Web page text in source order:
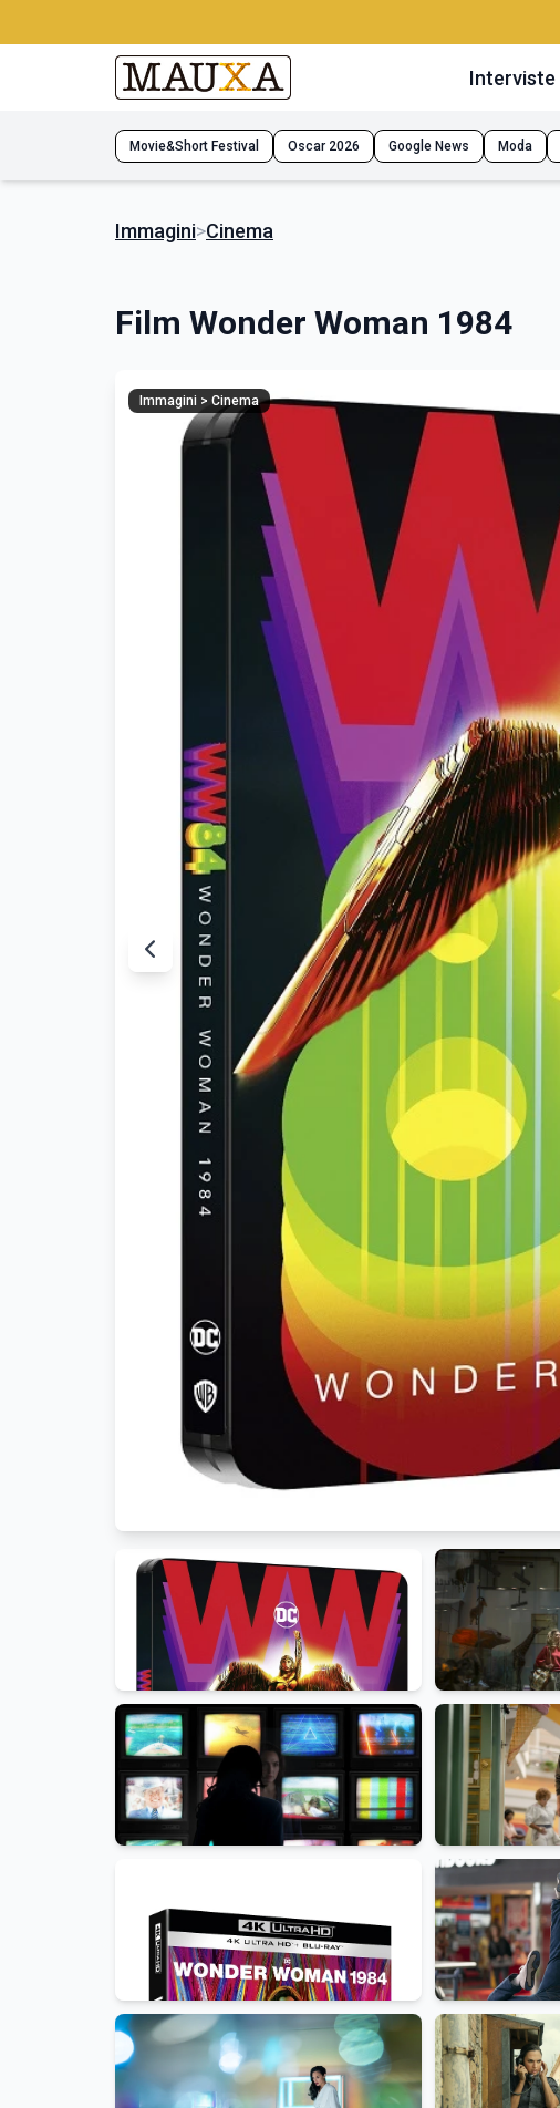
Interviste
Movie&Short Festival Oscar 2026 Google News Moda
Immagini>Cinema
Film Wonder Woman 1984
Immagini > Cinema